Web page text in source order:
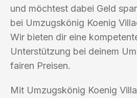
und möchtest dabei Geld
bei Umzugskönig Koenig
Wir bieten dir eine
Unterstützung bei deinem
fairen Preisen.
Mit Umzugskönig Koenig